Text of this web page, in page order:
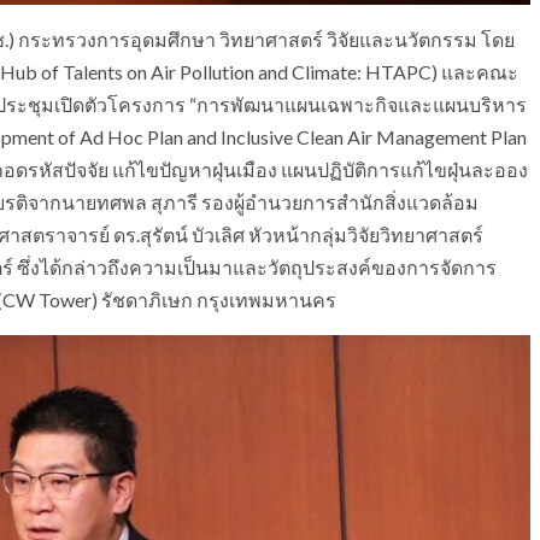
กระทรวงการอุดมศึกษา วิทยาศาสตร์ วิจัยและนวัตกรรม โดย
of Talents on Air Pollution and Climate: HTAPC) และคณะ
ชุมเปิดตัวโครงการ “การพัฒนาแผนเฉพาะกิจและแผนบริหาร
of Ad Hoc Plan and Inclusive Clean Air Management Plan
ดรหัสปัจจัย แก้ไขปัญหาฝุ่นเมือง แผนปฏิบัติการแก้ไขฝุ่นละออง
ติจากนายทศพล สุภารี รองผู้อํานวยการสํานักสิ่งแวดล้อม
สตราจารย์ ดร.สุรัตน์ บัวเลิศ หัวหน้ากลุ่มวิจัยวิทยาศาสตร์
งได้กล่าวถึงความเป็นมาและวัตถุประสงค์ของการจัดการ
Tower) รัชดาภิเษก กรุงเทพมหานคร